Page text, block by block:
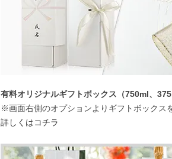
有料オリジナルギフトボックス（750ml、
※画面右側のオプションよりギフトボックス
詳しくはコチラ